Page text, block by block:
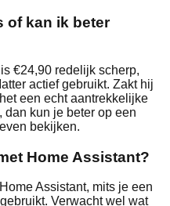
of kan ik beter
€24,90 redelijk scherp,
actief gebruikt. Zakt hij
een echt aantrekkelijke
kun je beter op een
bekijken.
Home Assistant?
Assistant, mits je een
Verwacht wel wat